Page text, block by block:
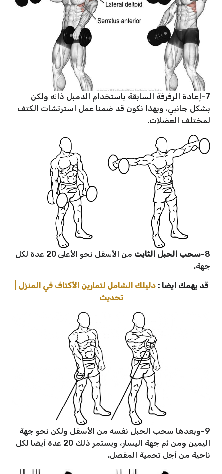
7-إعادة الرفرفة السابقة باستخدام الدمبل ذاته ولكن
بشكل جانبي، وبهذا نكون قد ضمنا عمل استرتشات الكتف
لمختلف العضلات.
8- سحب الحبل الثابت
من الأسفل نحو الأعلى 20 عدة لكل
جهة.
قد يهمك ايضا :دليلك الشامل لتمارين الأكتاف في المنزل |
تحديث
9-وبعدها سحب الحبل نفسه من الأسفل ولكن نحو جهة
اليمين ومن ثم جهة اليسار، ويستمر ذلك 20 عدة أيضا لكل
ناحية من أجل تحمية المفصل.